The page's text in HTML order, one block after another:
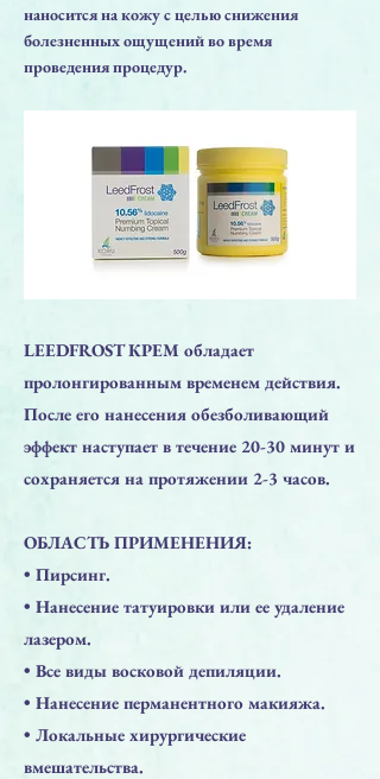
наносится на кожу с целью снижения
болезненных ощущений во время
проведения процедур.
LEEDFROST КРЕМ обладает
пролонгированным временем действия.
После его нанесения обезболивающий
эффект наступает в течение 20-30 минут и
сохраняется на протяжении 2-3 часов.
ОБЛАСТЬ ПРИМЕНЕНИЯ:
​• Пирсинг.
​• Нанесение татуировки или ее удаление
лазером.
​• Все виды восковой депиляции.
​• Нанесение перманентного макияжа.
​• Локальные хирургические
вмешательства.